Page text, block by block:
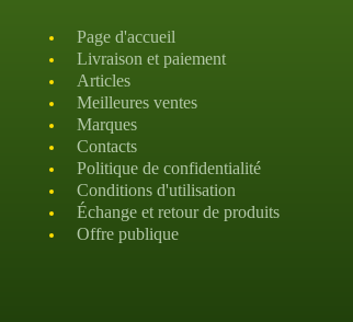
Page d'accueil
Livraison et paiement
Articles
Meilleures ventes
Marques
Contacts
Politique de confidentialité
Conditions d'utilisation
Échange et retour de produits
Offre publique